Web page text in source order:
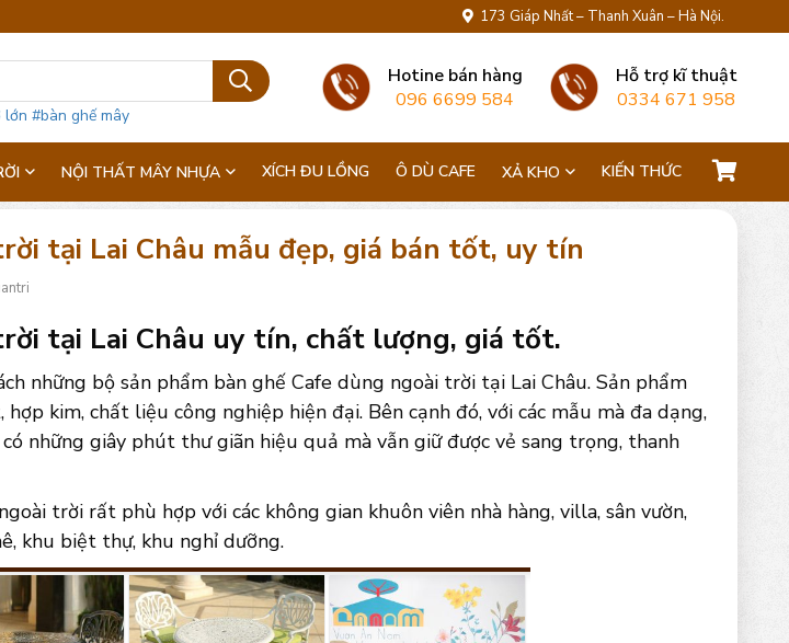
173 Giáp Nhất – Thanh Xuân – Hà Nội.
lớn #bàn ghế mây
Hotine bán hàng
096 6699 584
Hỗ trợ kĩ thuật
0334 671 958
NỘI THẤT MÂY NHỰA XÍCH ĐU LỒNG Ô DÙ CAFE XẢ KHO KIẾN THỨC
tại Lai Châu mẫu đẹp, giá bán tốt, uy tín
tại Lai Châu uy tín, chất lượng, giá tốt.
những bộ sản phẩm bàn ghế Cafe dùng ngoài trời tại Lai Châu. Sản phẩm
kim, chất liệu công nghiệp hiện đại. Bên cạnh đó, với các mẫu mà đa dạng,
những giây phút thư giãn hiệu quả mà vẫn giữ được vẻ sang trọng, thanh
trời rất phù hợp với các không gian khuôn viên nhà hàng, villa, sân vườn,
khu biệt thự, khu nghỉ dưỡng.